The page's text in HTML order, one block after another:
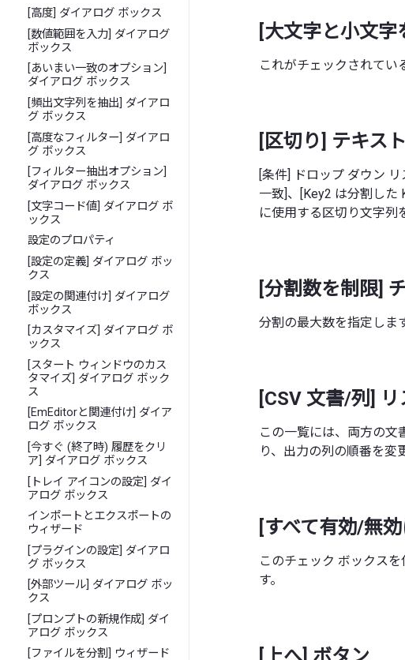
[高度] ダイアログ ボックス
[数値範囲を入力] ダイアログ
ボックス
[あいまい一致のオプション]
ダイアログ ボックス
[頻出文字列を抽出] ダイアロ
グ ボックス
[高度なフィルター] ダイアロ
グ ボックス
[フィルター抽出オプション]
ダイアログ ボックス
[文字コード値] ダイアログ ボ
ックス
設定のプロパティ
[設定の定義] ダイアログ ボッ
クス
[設定の関連付け] ダイアログ
ボックス
[カスタマイズ] ダイアログ ボ
ックス
[スタート ウィンドウのカス
タマイズ] ダイアログ ボック
ス
[EmEditorと関連付け] ダイア
ログ ボックス
[今すぐ (終了時) 履歴をクリ
ア] ダイアログ ボックス
[トレイ アイコンの設定] ダイ
アログ ボックス
インポートとエクスポートの
ウィザード
[プラグインの設定] ダイアロ
グ ボックス
[外部ツール] ダイアログ ボッ
クス
[プロンプトの新規作成] ダイ
アログ ボックス
[ファイルを分割] ウィザード
[大文字と小文字
これがチェックされてい
[区切り] テキス
[条件] ドロップ ダウン
一致]、[Key2 は分割した
に使用する区切り文字列
[分割数を制限]
分割の最大数を指定します
[CSV 文書/列]
この一覧には、両方の文
り、出力の列の順番を変
[すべて有効/無
このチェック ボックス
す。